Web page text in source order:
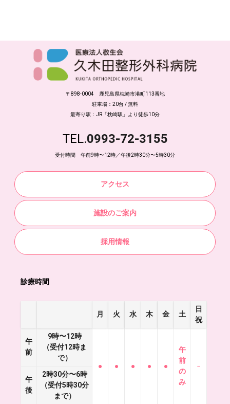
〒898-0004 鹿児島県枕崎市港町113番地
駐車場：20台 / 無料
最寄り駅：JR「枕崎駅」より徒歩10分
TEL.0993-72-3155
受付時間 午前9時〜12時／午後2時30分〜5時30分
アクセス
施設のご案内
採用情報
診療時間
月 火 水 木 金 土
日
祝
午
前
9時〜12時
（受付12時ま
で）
●
● ● ● ●
午
前
の
み
−
午
後
2時30分〜6時
（受付5時30分
まで）